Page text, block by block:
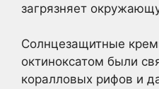
загрязняет
Солнцезащитные
октиноксатом были
коралловых рифов и